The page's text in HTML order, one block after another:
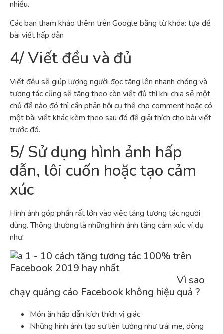
nhiều.
Các bạn tham khảo thêm trên Google bằng từ khóa: tựa đề
bài viết hấp dẫn
4/ Viết đều và đủ
Viết đều sẽ giúp lượng người đọc tăng lên nhanh chóng và
tương tác cũng sẽ tăng theo còn viết đủ thì khi chia sẻ một
chủ đề nào đó thì cần phản hồi cụ thể cho comment hoặc có
một bài viết khác kèm theo sau đó để giải thích cho bài viết
trước đó.
5/ Sử dụng hình ảnh hấp
dẫn, lôi cuốn hoặc tạo cảm
xúc
Hình ảnh góp phần rất lớn vào việc tăng tương tác người
dùng. Thông thường là những hình ảnh tăng cảm xúc ví dụ
như:
Vì sao
chạy quảng cáo Facebook không hiệu quả ?
Món ăn hấp dẫn kích thích vị giác
Những hình ảnh tạo sự liên tưởng như trái me, dòng